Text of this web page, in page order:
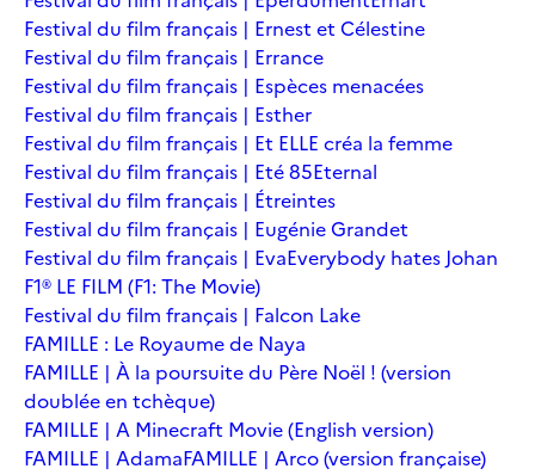
Festival du film français | Ernest et Célestine
Festival du film français | Errance
Festival du film français | Espèces menacées
Festival du film français | Esther
Festival du film français | Et ELLE créa la femme
Festival du film français | Eté 85Eternal
Festival du film français | Étreintes
Festival du film français | Eugénie Grandet
Festival du film français | EvaEverybody hates Johan
F1® LE FILM (F1: The Movie)
Festival du film français | Falcon Lake
FAMILLE : Le Royaume de Naya
FAMILLE | À la poursuite du Père Noël ! (version
doublée en tchèque)
FAMILLE | A Minecraft Movie (English version)
FAMILLE | AdamaFAMILLE | Arco (version française)